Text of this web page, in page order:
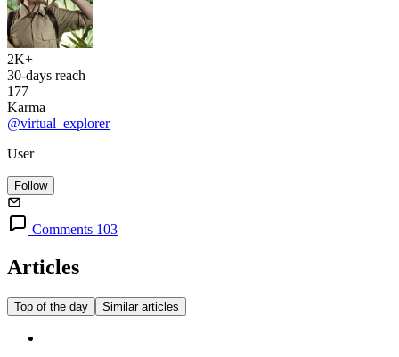
2K+
30-days reach
177
Karma
@virtual_explorer
User
Follow
Comments 103
Articles
Top of the day Similar articles